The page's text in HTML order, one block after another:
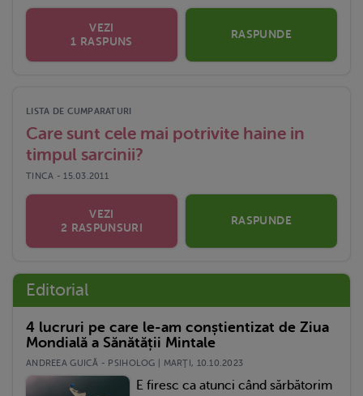
VEZI
1 RASPUNS
RASPUNDE
LISTA DE CUMPARATURI
Care sunt cele mai potrivite haine in
timpul sarcinii?
TINCA - 15.03.2011
VEZI
2 RASPUNSURI
RASPUNDE
Editorial
4 lucruri pe care le-am conștientizat de Ziua
Mondială a Sănătății Mintale
ANDREEA GUICĂ - PSIHOLOG | MARŢI, 10.10.2023
E firesc ca atunci când sărbătorim